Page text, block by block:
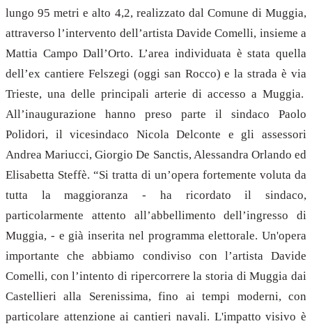
lungo 95 metri e alto 4,2, realizzato dal Comune di Muggia,
attraverso l’intervento dell’artista Davide Comelli, insieme a
Mattia Campo Dall’Orto. L’area individuata è stata quella
dell’ex cantiere Felszegi (oggi san Rocco) e la strada è via
Trieste, una delle principali arterie di accesso a Muggia.
All’inaugurazione hanno preso parte il sindaco Paolo
Polidori, il vicesindaco Nicola Delconte e gli assessori
Andrea Mariucci, Giorgio De Sanctis, Alessandra Orlando ed
Elisabetta Steffè. “Si tratta di un’opera fortemente voluta da
tutta la maggioranza - ha ricordato il sindaco,
particolarmente attento all’abbellimento dell’ingresso di
Muggia, - e già inserita nel programma elettorale. Un'opera
importante che abbiamo condiviso con l’artista Davide
Comelli, con l’intento di ripercorrere la storia di Muggia dai
Castellieri alla Serenissima, fino ai tempi moderni, con
particolare attenzione ai cantieri navali. L'impatto visivo è